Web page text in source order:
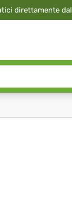
direttamente dal